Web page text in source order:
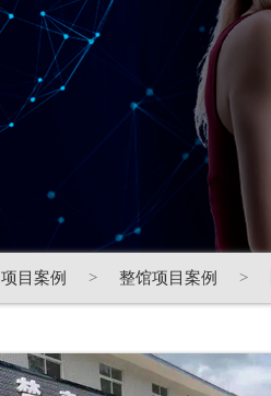
项目案例 > 整馆项目案例 >